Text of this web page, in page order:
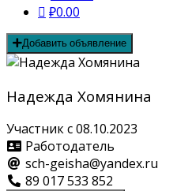
₽0.00
Добавить объявление
Надежда Хомянина
Участник с 08.10.2023
Работодатель
sch-geisha@yandex.ru
89 017 533 852